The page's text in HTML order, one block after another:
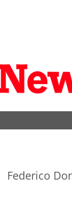
Federico